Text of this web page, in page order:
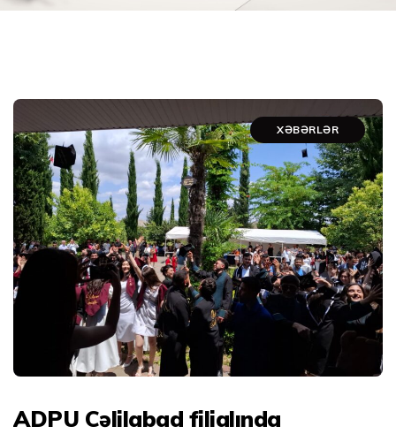
XƏBƏRLƏR
ADPU Cəlilabad filialında